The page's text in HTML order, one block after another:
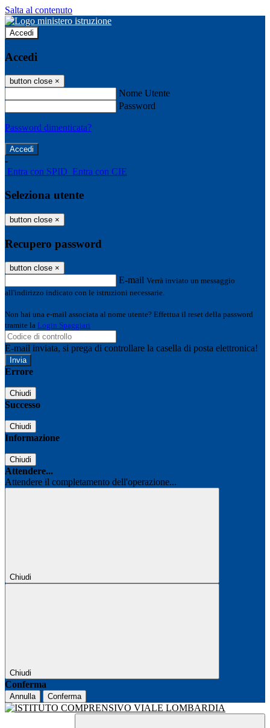
Salta al contenuto
Accedi
Accedi
button close ×
Nome Utente
Password
Password dimenticata?
-
Entra con SPID Entra con CIE
Seleziona utente
button close ×
Recupero password
button close ×
E-mail Verrà inviato un messaggio
all'indirizzo indicato con le istruzioni necessarie.
Non hai una e-mail associata al nome utente? Effettua il reset della password
tramite la Login Spaggiari
E-mail inviata, si prega di controllare la casella di posta elettronica!
Errore
Chiudi
Successo
Chiudi
Informazione
Chiudi
Attendere...
Attendere il completamento dell'operazione...
Chiudi
Chiudi
Conferma
Annulla Conferma